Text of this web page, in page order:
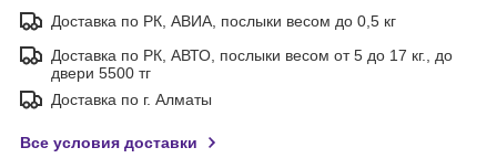
Доставка по РК, АВИА, послыки весом до 0,5 кг
Доставка по РК, АВТО, послыки весом от 5 до 17 кг., до
двери 5500 тг
Доставка по г. Алматы
Все условия доставки